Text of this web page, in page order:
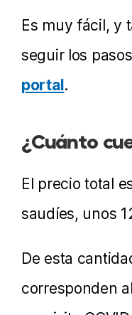
Es muy fácil, y
seguir los
portal.
¿Cuánto
El precio total
saudíes, unos
De esta
corresponden